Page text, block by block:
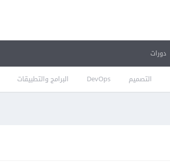
التصميم DevOps البرامج والتطبيقات
دورات